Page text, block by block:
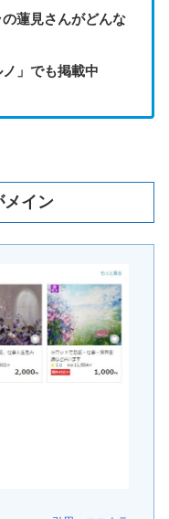
蓮見さんがどんな
」でも掲載中
メイン